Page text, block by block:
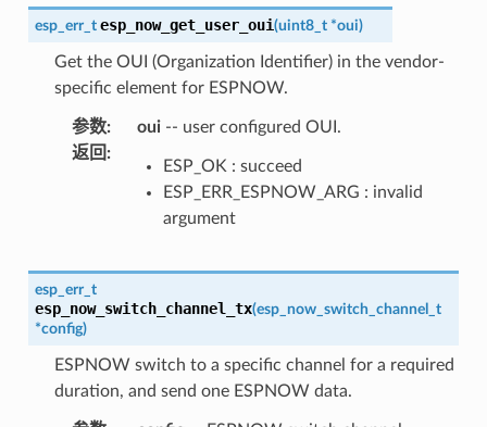
esp_err_t esp_now_get_user_oui(uint8_t *oui)
Get the OUI (Organization Identifier) in the vendor-
specific element for ESPNOW.
参数: oui-- user configured OUI.
返回 :
ESP_OK : succeed
ESP_ERR_ESPNOW_ARG : invalid
argument
esp_err_t
esp_now_switch_channel_tx(esp_now_switch_channel_t
*config)
ESPNOW switch to a specific channel for a required
duration, and send one ESPNOW data.